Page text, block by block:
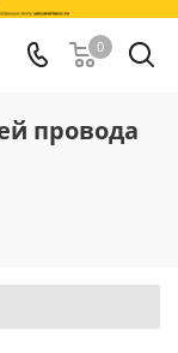
0
провода